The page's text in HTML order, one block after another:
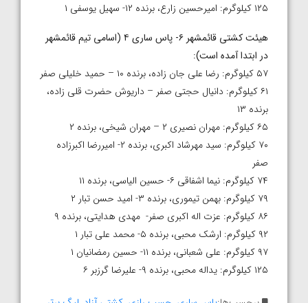
۱۲۵ کیلوگرم: امیرحسین زارع، برنده ۱۲- سهیل یوسفی ۱
هیئت کشتی قائمشهر ۶- پاس ساری ۴ (اسامی تیم قائمشهر
در ابتدا آمده است):
۵۷ کیلوگرم: رضا علی جان زاده، برنده ۱۰ – حمید خلیلی صفر
۶۱ کیلوگرم: دانیال حجتی صفر – داریوش حضرت قلی زاده،
برنده ۱۳
۶۵ کیلوگرم: مهران نصیری ۲ – مهران شیخی، برنده ۲
۷۰ کیلوگرم: سید مهرشاد اکبری، برنده ۲- امیررضا اکبرزاده
صفر
۷۴ کیلوگرم: نیما اشفاقی ۶- حسین الیاسی، برنده ۱۱
۷۹ کیلوگرم: بهمن تیموری، برنده ۳- امید حسن تبار ۲
۸۶ کیلوگرم: عزت اله اکبری صفر- مهدی هدایتی، برنده ۹
۹۲ کیلوگرم: ارشک محبی، برنده ۵- محمد علی تبار ۱
۹۷ کیلوگرم: علی شعبانی، برنده ۱۱- حسین رمضانیان ۱
۱۲۵ کیلوگرم: یداله محبی، برنده ۹- علیرضا گرزبر ۶